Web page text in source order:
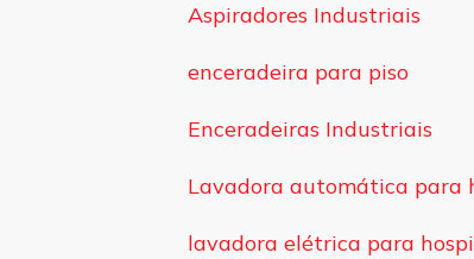
Aspiradores Industriais
enceradeira para piso
Enceradeiras Industriais
Lavadora automática para
lavadora elétrica para